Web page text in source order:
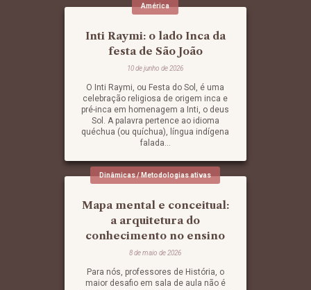
América
Inti Raymi: o lado Inca da
festa de São João
10 de junho de 2026
O Inti Raymi, ou Festa do Sol, é uma
celebração religiosa de origem inca e
pré-inca em homenagem a Inti, o deus
Sol. A palavra pertence ao idioma
quéchua (ou quíchua), língua indígena
falada...
Dinâmicas / Metodologias ativas
Mapa mental e conceitual:
a arquitetura do
conhecimento no ensino
8 de maio de 2026
Para nós, professores de História, o
maior desafio em sala de aula não é